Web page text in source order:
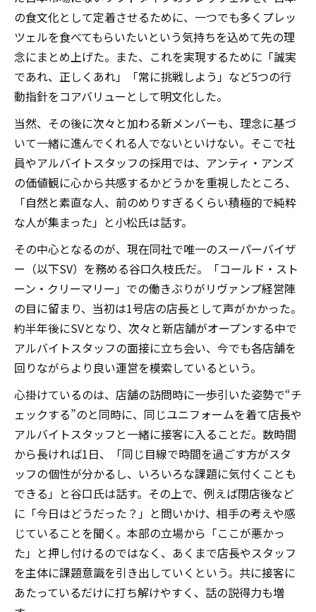
の食文化として定着させるために、一つでも多くプレッ
ツェルを食べてもらいたいという気持ちを込めて先の理
念にまとめ上げた。また、これを実現するために「誠実
であれ、正しくあれ」「常に挑戦しよう」など5つの行
動指針をコアバリューとして明文化した。
当然、その後に次々と加わる新メンバーも、理念に基づ
いて一緒に進んでくれる人でないといけない。そこで社
員やアルバイトスタッフの採用では、アンティ・アンズ
の価値観に心から共感するかどうかを重視したところ、
「自然と素直な人、前のめりすぎるくらい積極的で純粋
な人が集まった」と小松氏は話す。
その中心となるのが、現在同社で唯一のスーパーバイザ
ー（以下SV）を務める谷口久枝氏だ。「コールド・スト
ーン・クリーマリー」での働きぶりがリヴァンプ経営陣
の目に留まり、当初は1号店の店長として声がかかった。
約半年後にSVとなり、次々と新店舗がオープンする中で
アルバイトスタッフの面接に立ち会い、今でも各店舗を
回りながらより良い運営を模索しているという。
心掛けているのは、店舗の訪問時に一歩引いた姿勢で“チ
ェックする”のと同時に、同じユニフォームを着て店長や
アルバイトスタッフと一緒に接客に入ることだ。数時間
から長ければ1日、「同じ目線で時間を過ごす方がスタ
ッフの個性が分かるし、いろいろな課題に気付くことも
できる」と谷口氏は話す。その上で、例えば閉店後など
に「今日はどうだった？」と問いかけ、相手の考えや感
じていることを聞く。本部の立場から「ここが悪かっ
た」と押し付けるのではなく、あくまで店長やスタッフ
を主体に課題意識を引き出していくという。共に接客に
あたっているだけに打ち解けやすく、話の説得力も増